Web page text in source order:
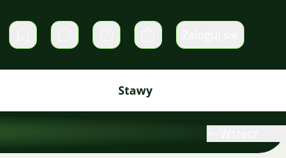
Prywatne wiadomości
Koszyk
Stawy